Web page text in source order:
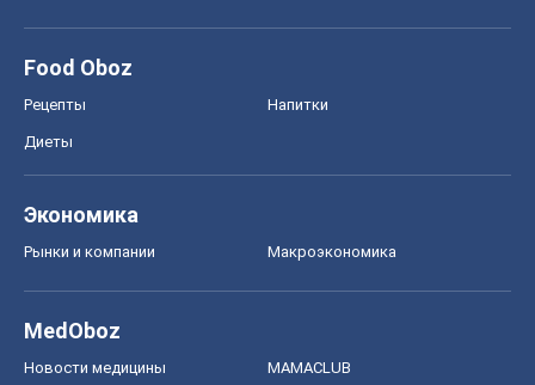
Food Oboz
Рецепты Напитки
Диеты
Экономика
Рынки и компании Mакроэкономика
MedOboz
Новости медицины MAMACLUB